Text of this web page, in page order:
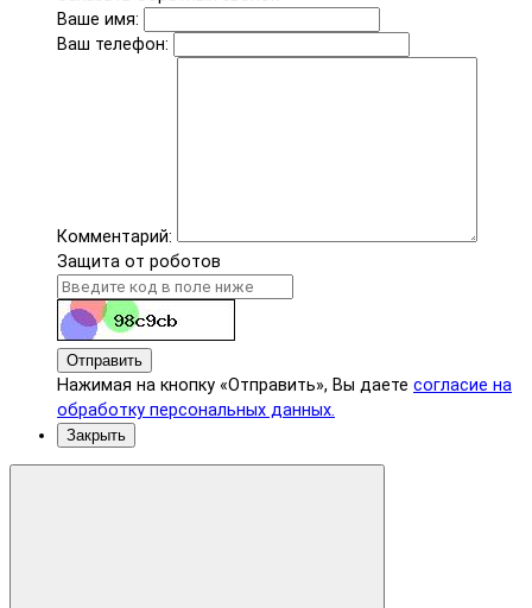
Ваше имя:
Ваш телефон:
Комментарий:
Защита от роботов
Отправить
Нажимая на кнопку «Отправить», Вы даете согласие на
обработку персональных данных.
Закрыть